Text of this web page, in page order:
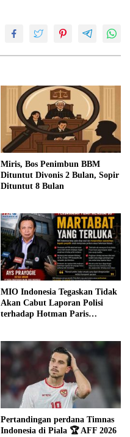
Miris, Bos Penimbun BBM
Dituntut Divonis 2 Bulan, Sopir
Dituntut 8 Bulan
MIO Indonesia Tegaskan Tidak
Akan Cabut Laporan Polisi
terhadap Hotman Paris
Pertandingan perdana Timnas
Indonesia di Piala 🏆 AFF 2026